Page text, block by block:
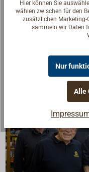
Hier können Sie
wählen zwischen für den
zusätzlichen Marketing-
sammeln wir Daten
Nur
Alle